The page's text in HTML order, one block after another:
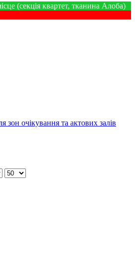
(секція квартет, тканина Алоба)
зон очікування та актових залів